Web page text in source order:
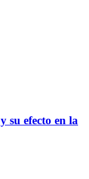
su efecto en la